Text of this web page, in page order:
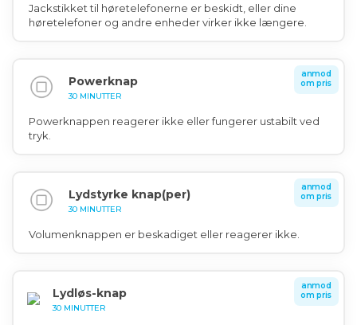
Jackstikket til høretelefonerne er beskidt, eller dine
høretelefoner og andre enheder virker ikke længere.
Powerknap
30 MINUTTER
anmod
om pris
Powerknappen reagerer ikke eller fungerer ustabilt ved
tryk.
Lydstyrke knap(per)
30 MINUTTER
anmod
om pris
Volumenknappen er beskadiget eller reagerer ikke.
Lydløs-knap
30 MINUTTER
anmod
om pris